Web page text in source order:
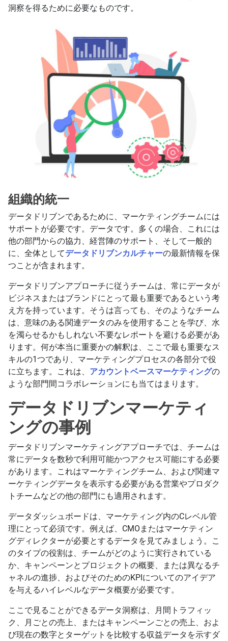
洞察を得るために必要なものです。
組織的統一
データドリブンであるために、マーケティングチームには
サポートが必要です。データです。多くの場合、これには
他の部門からの協力、経営陣のサポート、そして一般的
に、全体としてデータドリブンカルチャーの最新情報を保
つことが含まれます。
データドリブンアプローチに従うチームは、常にデータが
ビジネスまたはブランドにとって最も重要であるという考
え方を持っています。そうは言っても、そのようなチーム
は、意味のある関連データのみを使用することを学び、水
を濁らせるかもしれない不要なレポートを避ける必要があ
ります。何が本当に重要かの解釈は、ここで最も重要なス
キルの1つであり、マーケティングプロセスの各部分で役
に立ちます。これは、 アカウントベースマーケティングの
ような部門間コラボレーションにも当てはまります。
データドリブンマーケティ
ングの事例
データドリブンマーケティングアプローチでは、チームは
常にデータを数秒で利用可能かつアクセス可能にする必要
があります。これはマーケティングチーム、および関連マ
ーケティングデータを表示する必要がある営業やプロダク
トチームなどの他の部門にも適用されます。
データダッシュボードは、マーケティング内のCレベル管
理にとって必須です。例えば、CMOまたはマーケティン
グディレクターが必要とするデータを見てみましょう。こ
のタイプの役割は、チームがどのように実行されている
か、キャンペーンとプロジェクトの概要、または異なるチ
ャネルの進捗、およびそのためのKPIについてのアイデア
を与えるハイレベルなデータ概要が必要です。
ここで見ることができるデータ洞察は、月間トラフィッ
ク、月ごとの売上、またはキャンペーンごとの売上、およ
び現在の数字とターゲットを比較する収益データを示すダ